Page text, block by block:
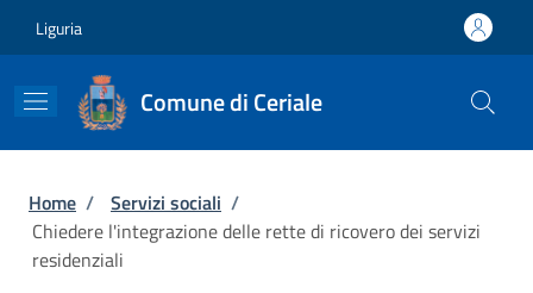
Liguria
Comune di Ceriale
Briciole di pane
Home / Servizi sociali /
Chiedere l'integrazione delle rette di ricovero dei servizi
residenziali